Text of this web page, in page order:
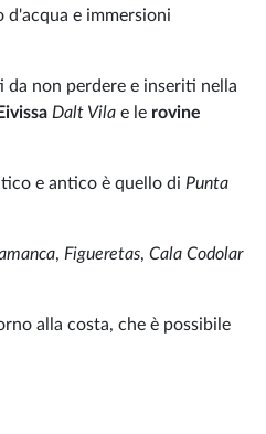
d'acqua e immersioni
non perdere e inseriti nella
Dalt Vila e le rovine
e antico è quello di Punta
, Figueretas, Cala Codolar
alla costa, che è possibile